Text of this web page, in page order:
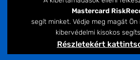
Mastercard
segít minket. Védje meg magát
kibervédelmi kisokos
Részletekért